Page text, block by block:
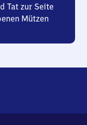
Tat zur Seite
Mützen